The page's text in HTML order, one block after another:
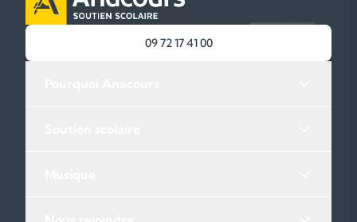
09 72 17 41 00